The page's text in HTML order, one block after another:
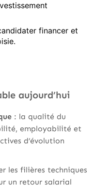
financer et
aujourd’hui
: la qualité du
employabilité et
d’évolution
les filières techniques
un retour salarial